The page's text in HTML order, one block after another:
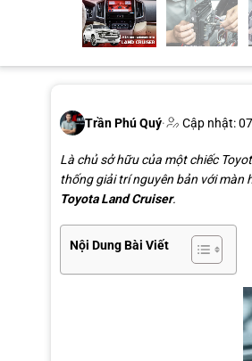
Trần Phú Quý· Cập nhật:
Là chủ sở hữu của một chiếc
thống giải trí nguyên bản với màn
Toyota Land Cruiser.
Nội Dung Bài Viết